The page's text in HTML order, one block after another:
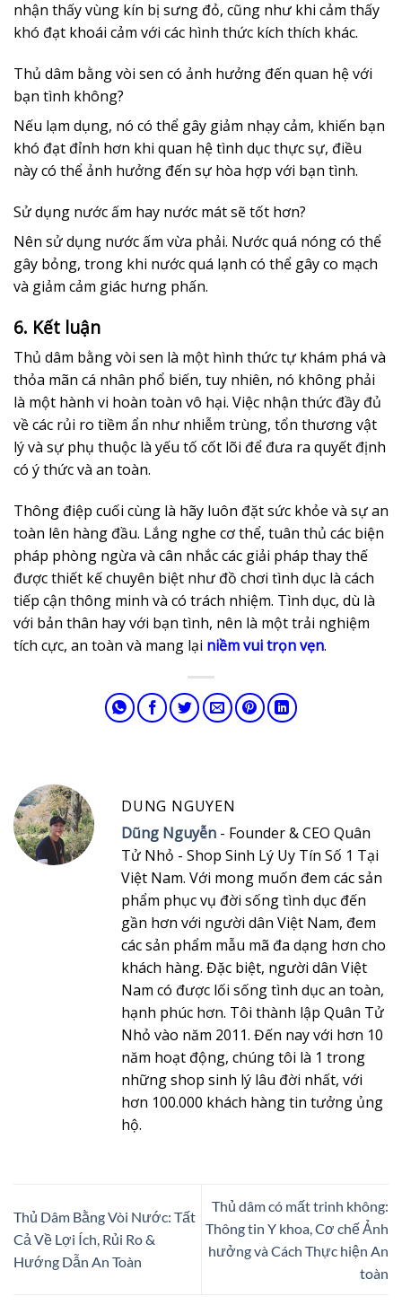
nhận thấy vùng kín bị sưng đỏ, cũng như khi cảm thấy
khó đạt khoái cảm với các hình thức kích thích khác.
Thủ dâm bằng vòi sen có ảnh hưởng đến quan hệ với
bạn tình không?
Nếu lạm dụng, nó có thể gây giảm nhạy cảm, khiến bạn
khó đạt đỉnh hơn khi quan hệ tình dục thực sự, điều
này có thể ảnh hưởng đến sự hòa hợp với bạn tình.
Sử dụng nước ấm hay nước mát sẽ tốt hơn?
Nên sử dụng nước ấm vừa phải. Nước quá nóng có thể
gây bỏng, trong khi nước quá lạnh có thể gây co mạch
và giảm cảm giác hưng phấn.
6. Kết luận
Thủ dâm bằng vòi sen là một hình thức tự khám phá và
thỏa mãn cá nhân phổ biến, tuy nhiên, nó không phải
là một hành vi hoàn toàn vô hại. Việc nhận thức đầy đủ
về các rủi ro tiềm ẩn như nhiễm trùng, tổn thương vật
lý và sự phụ thuộc là yếu tố cốt lõi để đưa ra quyết định
có ý thức và an toàn.
Thông điệp cuối cùng là hãy luôn đặt sức khỏe và sự an
toàn lên hàng đầu. Lắng nghe cơ thể, tuân thủ các biện
pháp phòng ngừa và cân nhắc các giải pháp thay thế
được thiết kế chuyên biệt như đồ chơi tình dục là cách
tiếp cận thông minh và có trách nhiệm. Tình dục, dù là
với bản thân hay với bạn tình, nên là một trải nghiệm
tích cực, an toàn và mang lại niềm vui trọn vẹn.
DUNG NGUYEN
Dũng Nguyễn - Founder & CEO Quân
Tử Nhỏ - Shop Sinh Lý Uy Tín Số 1 Tại
Việt Nam. Với mong muốn đem các sản
phẩm phục vụ đời sống tình dục đến
gần hơn với người dân Việt Nam, đem
các sản phẩm mẫu mã đa dạng hơn cho
khách hàng. Đặc biệt, người dân Việt
Nam có được lối sống tình dục an toàn,
hạnh phúc hơn. Tôi thành lập Quân Tử
Nhỏ vào năm 2011. Đến nay với hơn 10
năm hoạt động, chúng tôi là 1 trong
những shop sinh lý lâu đời nhất, với
hơn 100.000 khách hàng tin tưởng ủng
hộ.
Thủ Dâm Bằng Vòi Nước: Tất
Cả Về Lợi Ích, Rủi Ro &
Hướng Dẫn An Toàn
Thủ dâm có mất trinh không:
Thông tin Y khoa, Cơ chế Ảnh
hưởng và Cách Thực hiện An
toàn